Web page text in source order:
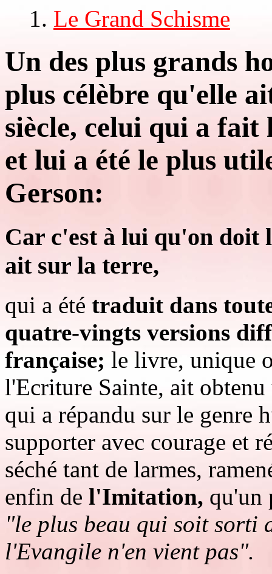
Le Grand Schisme
Un des plus grands
plus célèbre qu'elle
siècle, celui qui a fait
et lui a été le plus
Gerson:
Car c'est à lui qu'on doit
ait sur la terre,
qui a été traduit dans
quatre-vingts versions
française; le livre, unique
l'Ecriture Sainte, ait
qui a répandu sur le genre
supporter avec courage et
séché tant de larmes,
enfin de l'Imitation, qu'un
"le plus beau qui soit sorti
l'Evangile n'en vient pas".